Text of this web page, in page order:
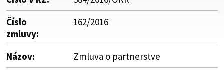
Číslo
zmluvy:
162/2016
Názov:
Zmluva o partnerstve